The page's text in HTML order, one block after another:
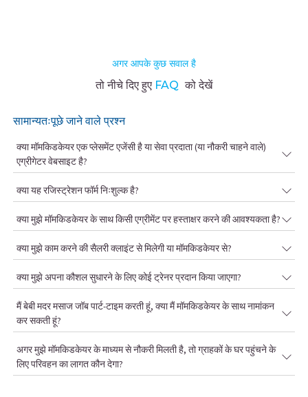
अगर आपके कुछ सवाल है
तो नीचे दिए हुए FAQ को देखें
सामान्यतःपूछे जाने वाले प्रश्न
क्या मॉमकिडकेयर एक प्लेसमेंट एजेंसी है या सेवा प्रदाता (या नौकरी चाहने वाले)
एग्रीगेटर वेबसाइट है?
क्या यह रजिस्ट्रेशन फॉर्म निःशुल्क है?
क्या मुझे मॉमकिडकेयर के साथ किसी एग्रीमेंट पर हस्ताक्षर करने की आवश्यकता है?
क्या मुझे काम करने की सैलरी क्लाइंट से मिलेगी या मॉमकिडकेयर से?
क्या मुझे अपना कौशल सुधारने के लिए कोई ट्रेनर प्रदान किया जाएगा?
मैं बेबी मदर मसाज जॉब पार्ट-टाइम करती हूं, क्या मैं मॉमकिडकेयर के साथ नामांकन
कर सकती हूं?
अगर मुझे मॉमकिडकेयर के माध्यम से नौकरी मिलती है, तो ग्राहकों के घर पहुंचने के
लिए परिवहन का लागत कौन देगा?